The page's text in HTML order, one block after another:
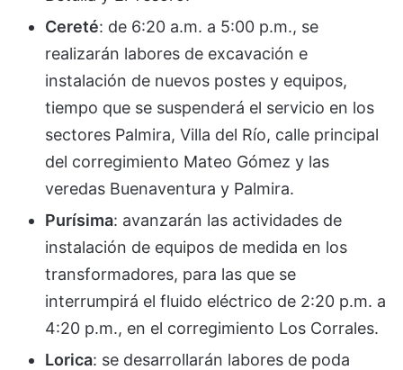
Cereté: de 6:20 a.m. a 5:00 p.m., se
realizarán labores de excavación e
instalación de nuevos postes y equipos,
tiempo que se suspenderá el servicio en los
sectores Palmira, Villa del Río, calle principal
del corregimiento Mateo Gómez y las
veredas Buenaventura y Palmira.
Purísima: avanzarán las actividades de
instalación de equipos de medida en los
transformadores, para las que se
interrumpirá el fluido eléctrico de 2:20 p.m. a
4:20 p.m., en el corregimiento Los Corrales.
Lorica: se desarrollarán labores de poda